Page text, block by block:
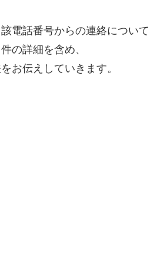
電話番号からの連絡について
の詳細を含め、
お伝えしていきます。